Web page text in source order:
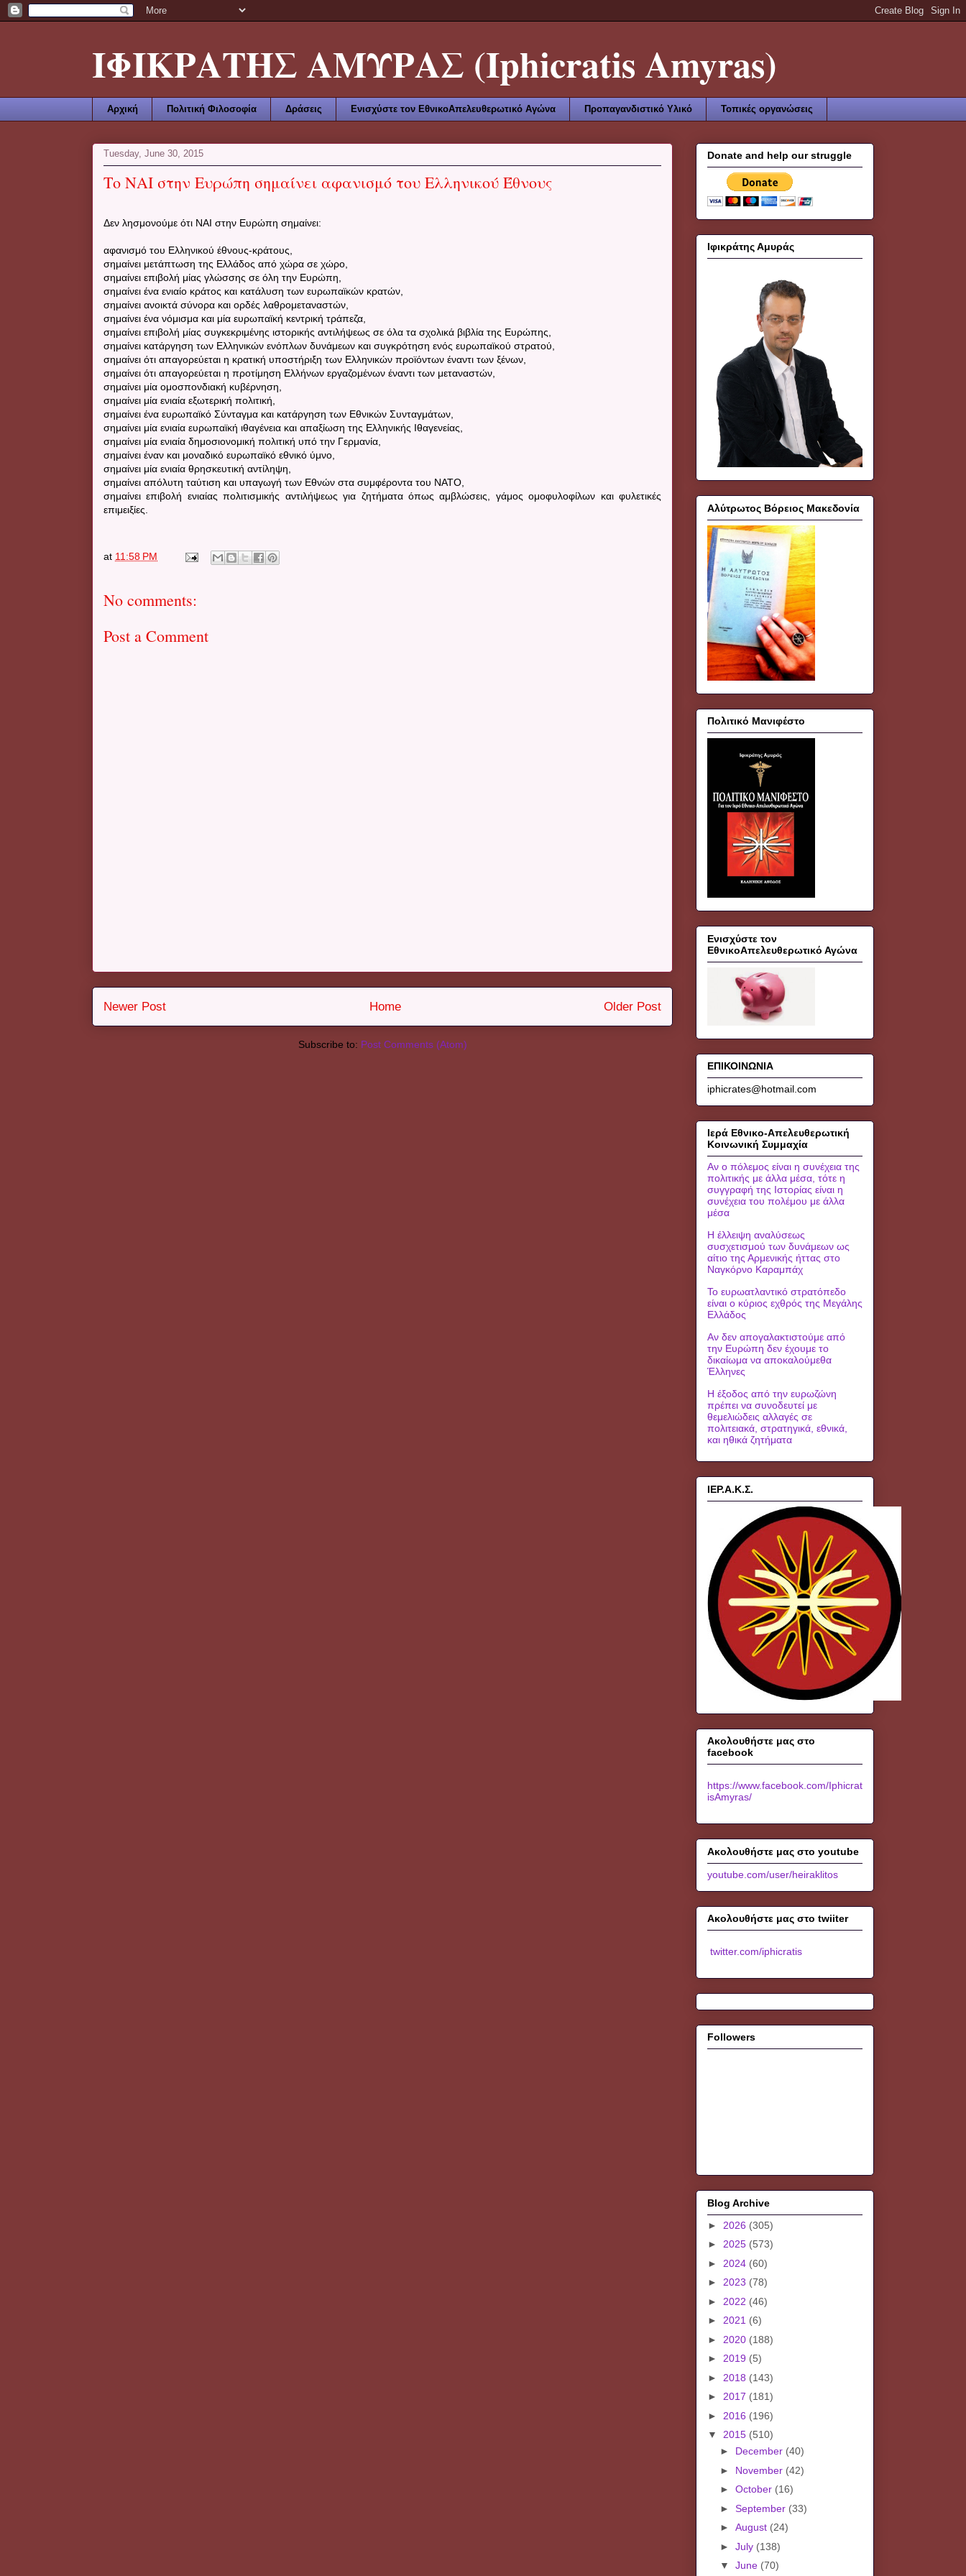
ΙΦΙΚΡΑΤΗΣ ΑΜΥΡΑΣ (Iphicratis Amyras)
Αρχική Πολιτική Φιλοσοφία Δράσεις Ενισχύστε τον ΕθνικοΑπελευθερωτικό Αγώνα Προπαγανδιστικό Υλικό Τοπικές οργανώσεις
Tuesday, June 30, 2015
Το ΝΑΙ στην Ευρώπη σημαίνει αφανισμό του Ελληνικού Έθνους
Δεν λησμονούμε ότι ΝΑΙ στην Ευρώπη σημαίνει:
αφανισμό του Ελληνικού έθνους-κράτους,
σημαίνει μετάπτωση της Ελλάδος από χώρα σε χώρο,
σημαίνει επιβολή μίας γλώσσης σε όλη την Ευρώπη,
σημαίνει ένα ενιαίο κράτος και κατάλυση των ευρωπαϊκών κρατών,
σημαίνει ανοικτά σύνορα και ορδές λαθρομεταναστών,
σημαίνει ένα νόμισμα και μία ευρωπαϊκή κεντρική τράπεζα,
σημαίνει επιβολή μίας συγκεκριμένης ιστορικής αντιλήψεως σε όλα τα σχολικά βιβλία της Ευρώπης,
σημαίνει κατάργηση των Ελληνικών ενόπλων δυνάμεων και συγκρότηση ενός ευρωπαϊκού στρατού,
σημαίνει ότι απαγορεύεται η κρατική υποστήριξη των Ελληνικών προϊόντων έναντι των ξένων,
σημαίνει ότι απαγορεύεται η προτίμηση Ελλήνων εργαζομένων έναντι των μεταναστών,
σημαίνει μία ομοσπονδιακή κυβέρνηση,
σημαίνει μία ενιαία εξωτερική πολιτική,
σημαίνει ένα ευρωπαϊκό Σύνταγμα και κατάργηση των Εθνικών Συνταγμάτων,
σημαίνει μία ενιαία ευρωπαϊκή ιθαγένεια και απαξίωση της Ελληνικής Ιθαγενείας,
σημαίνει μία ενιαία δημοσιονομική πολιτική υπό την Γερμανία,
σημαίνει έναν και μοναδικό ευρωπαϊκό εθνικό ύμνο,
σημαίνει μία ενιαία θρησκευτική αντίληψη,
σημαίνει απόλυτη ταύτιση και υπαγωγή των Εθνών στα συμφέροντα του ΝΑΤΟ,
σημαίνει επιβολή ενιαίας πολιτισμικής αντιλήψεως για ζητήματα όπως αμβλώσεις, γάμος ομοφυλοφίλων και φυλετικές
επιμειξίες.
at 11:58 PM
No comments:
Post a Comment
Newer Post Older Post
Home
Subscribe to: Post Comments (Atom)
Donate and help our struggle
Ιφικράτης Αμυράς
Αλύτρωτος Βόρειος Μακεδονία
Πολιτικό Μανιφέστο
Ενισχύστε τον
ΕθνικοΑπελευθερωτικό Αγώνα
ΕΠΙΚΟΙΝΩΝΙΑ
iphicrates@hotmail.com
Ιερά Εθνικο-Απελευθερωτική
Κοινωνική Συμμαχία
Αν ο πόλεμος είναι η συνέχεια της
πολιτικής με άλλα μέσα, τότε η
συγγραφή της Ιστορίας είναι η
συνέχεια του πολέμου με άλλα
μέσα
Η έλλειψη αναλύσεως
συσχετισμού των δυνάμεων ως
αίτιο της Αρμενικής ήττας στο
Ναγκόρνο Καραμπάχ
Το ευρωατλαντικό στρατόπεδο
είναι ο κύριος εχθρός της Μεγάλης
Ελλάδος
Αν δεν απογαλακτιστούμε από
την Ευρώπη δεν έχουμε το
δικαίωμα να αποκαλούμεθα
Έλληνες
Η έξοδος από την ευρωζώνη
πρέπει να συνοδευτεί με
θεμελιώδεις αλλαγές σε
πολιτειακά, στρατηγικά, εθνικά,
και ηθικά ζητήματα
ΙΕΡ.Α.Κ.Σ.
Ακολουθήστε μας στο
facebook
https://www.facebook.com/Iphicrat
isAmyras/
Ακολουθήστε μας στο youtube
youtube.com/user/heiraklitos
Ακολουθήστε μας στο twiiter
twitter.com/iphicratis
Followers
Blog Archive
► 2026 (305)
► 2025 (573)
► 2024 (60)
► 2023 (78)
► 2022 (46)
► 2021 (6)
► 2020 (188)
► 2019 (5)
► 2018 (143)
► 2017 (181)
► 2016 (196)
▼ 2015 (510)
► December (40)
► November (42)
► October (16)
► September (33)
► August (24)
► July (138)
▼ June (70)